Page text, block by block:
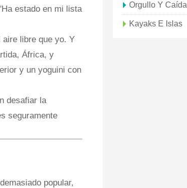
estado en mi lista
libre que yo. Y
África, y
y un yoguini con
desafiar la
seguramente
popular,
Orgullo Y Caída
Kayaks E Islas